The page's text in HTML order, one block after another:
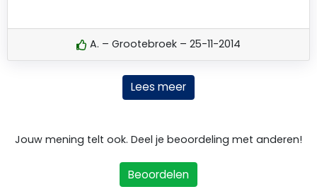
A. – Grootebroek – 25-11-2014
Lees meer
Jouw mening telt ook. Deel je beoordeling met anderen!
Beoordelen